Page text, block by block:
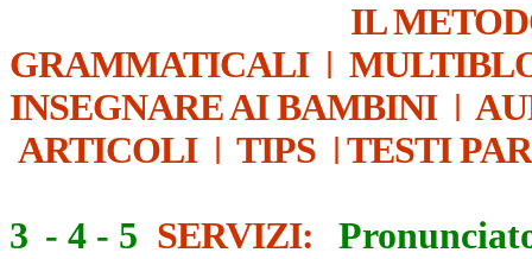
IL
GRAMMATICALI|
INSEGNARE AI BAMBINI|
ARTICOLI| TIPS | TESTI
3 - 4 - 5 SERVIZI: